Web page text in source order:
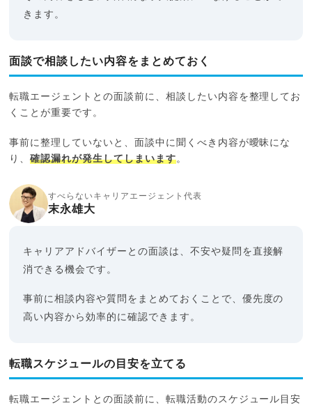
きます。
面談で相談したい内容をまとめておく
転職エージェントとの面談前に、相談したい内容を整理してお
くことが重要です。
事前に整理していないと、面談中に聞くべき内容が曖昧にな
り、確認漏れが発生してしまいます。
すべらないキャリアエージェント代表
末永雄大
キャリアアドバイザーとの面談は、不安や疑問を直接解
消できる機会です。
事前に相談内容や質問をまとめておくことで、優先度の
高い内容から効率的に確認できます。
転職スケジュールの目安を立てる
転職エージェントとの面談前に、転職活動のスケジュール目安